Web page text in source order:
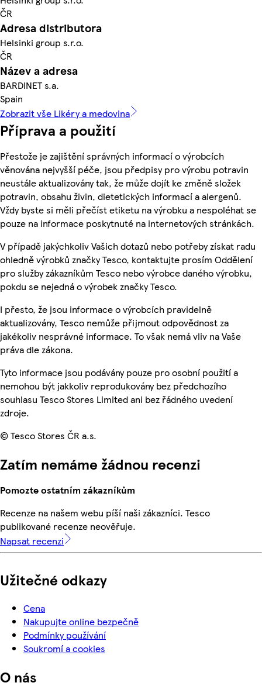
ČR
Adresa distributora
Helsinki group s.r.o.
ČR
Název a adresa
BARDINET s.a.
Spain
Zobrazit vše Likéry a medovina
Příprava a použití
Přestože je zajištění správných informací o výrobcích
věnována nejvyšší péče, jsou předpisy pro výrobu potravin
neustále aktualizovány tak, že může dojít ke změně složek
potravin, obsahu živin, dietetických informací a alergenů.
Vždy byste si měli přečíst etiketu na výrobku a nespoléhat se
pouze na informace poskytnuté na internetových stránkách.
V případě jakýchkoliv Vašich dotazů nebo potřeby získat radu
ohledně výrobků značky Tesco, kontaktujte prosím Oddělení
pro služby zákazníkům Tesco nebo výrobce daného výrobku,
pokdu se nejedná o výrobek značky Tesco.
I přesto, že jsou informace o výrobcích pravidelně
aktualizovány, Tesco nemůže přijmout odpovědnost za
jakékoliv nesprávné informace. To však nemá vliv na Vaše
práva dle zákona.
Tyto informace jsou podávány pouze pro osobní použití a
nemohou být jakkoliv reprodukovány bez předchozího
souhlasu Tesco Stores Limited ani bez řádného uvedení
zdroje.
© Tesco Stores ČR a.s.
Zatím nemáme žádnou recenzi
Pomozte ostatním zákazníkům
Recenze na našem webu píší naši zákazníci. Tesco
publikované recenze neověřuje.
Napsat recenzi
Užitečné odkazy
Cena
Nakupujte online bezpečně
Podmínky používání
Soukromí a cookies
O nás